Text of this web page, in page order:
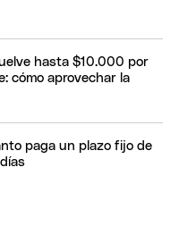
hasta $10.000 por
cómo aprovechar la
paga un plazo fijo de